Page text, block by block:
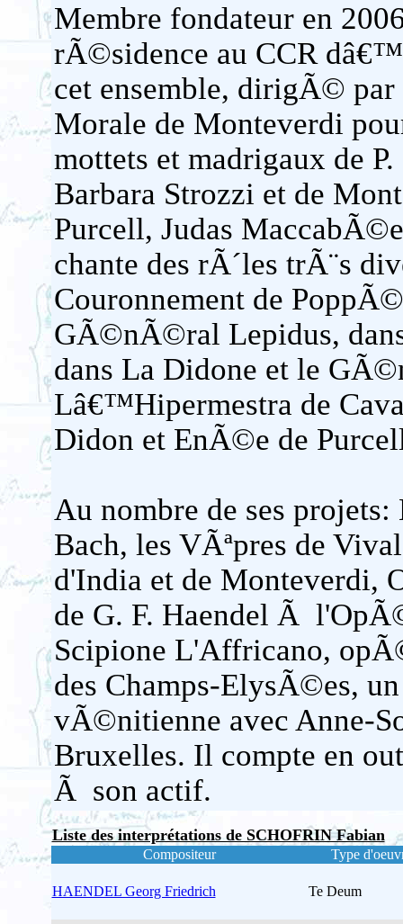
Membre fondateur en
rÃ©sidence au CCR
cet ensemble, dirigÃ©
Morale de Monteverdi
mottets et madrigaux de
Barbara Strozzi et de
Purcell, Judas
chante des rÃ´les trÃ¨s
Couronnement de
GÃ©nÃ©ral Lepidus,
dans La Didone et le
Lâ€™Hipermestra de
Didon et EnÃ©e de
Au nombre de ses
Bach, les VÃªpres de
d'India et de Monteverdi,
de G. F. Haendel Ã
Scipione L'Affricano,
des Champs-ElysÃ©es,
vÃ©nitienne avec Anne-
Bruxelles. Il compte en
Ã son actif.
Liste des interprétations de SCHOFRIN Fabian
Compositeur Type
HAENDEL Georg Friedrich Te Deum